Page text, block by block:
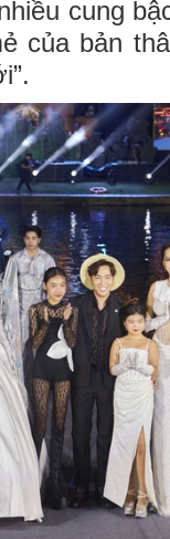
cung
của bản